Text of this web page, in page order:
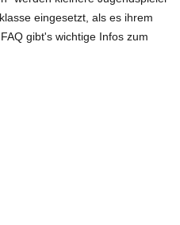
eingesetzt, als es ihrem
gibt's wichtige Infos zum